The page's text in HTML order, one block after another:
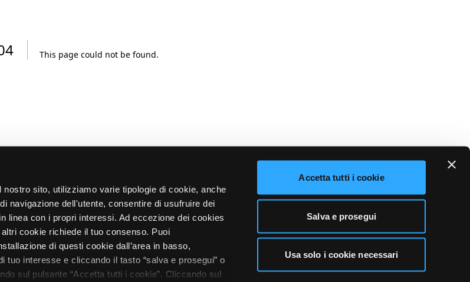
sito, utilizziamo varie tipologie di cookie, anche
navigazione dell'utente, consentire di usufruire dei
linea con i propri interessi. Ad eccezione dei cookies
cookie richiede il tuo consenso. Puoi
di questi cookie dall’area in basso,
tuo interesse e cliccando il tasto “salva e prosegui” o
sul pulsante “Accetta tutti i cookie”. Cliccando sul
Accetta tutti i cookie
Salva e prosegui
Usa solo i cookie necessari
This page could not be found.